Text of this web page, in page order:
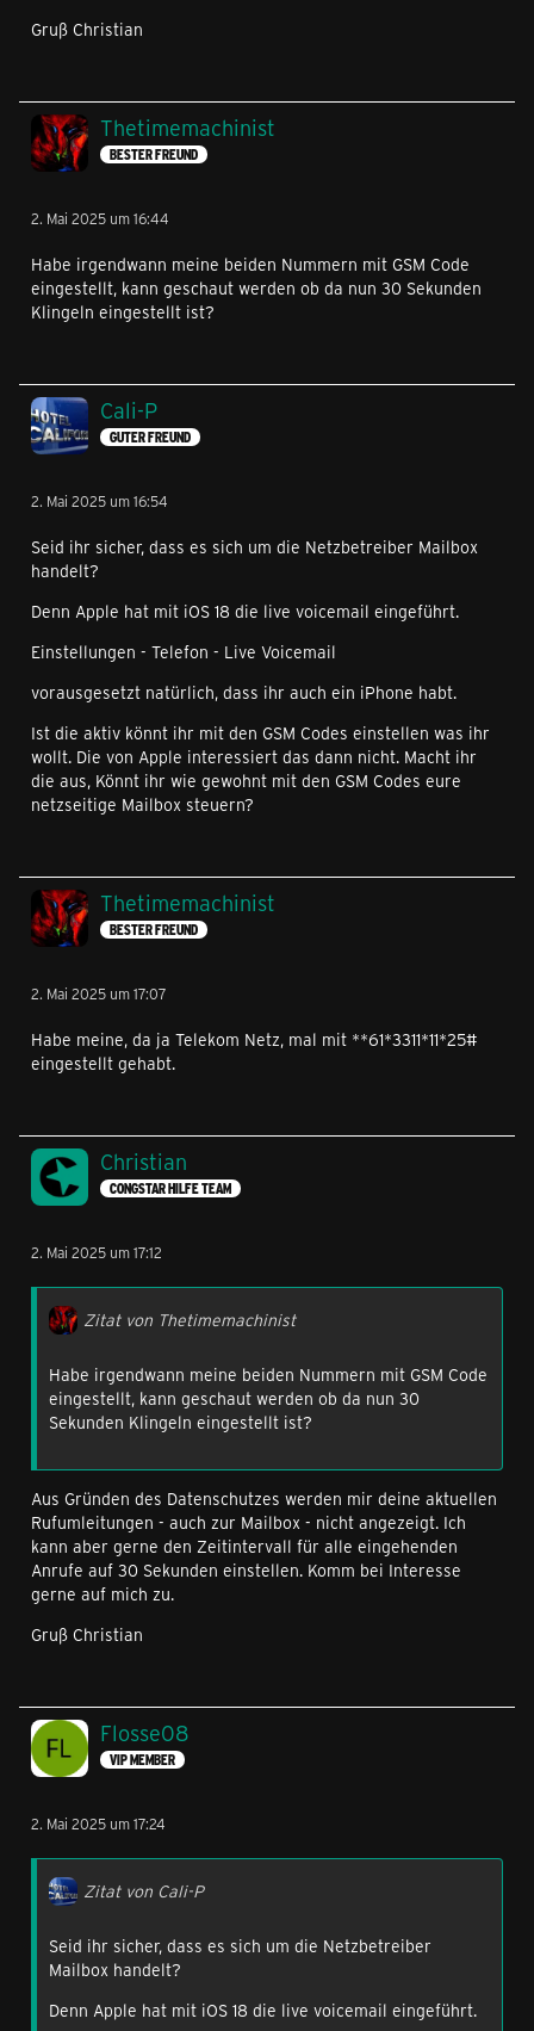
Gruß Christian
Thetimemachinist
BESTER FREUND
2. Mai 2025 um 16:44
Habe irgendwann meine beiden Nummern mit GSM Code
eingestellt, kann geschaut werden ob da nun 30 Sekunden
Klingeln eingestellt ist?
Cali-P
GUTER FREUND
2. Mai 2025 um 16:54
Seid ihr sicher, dass es sich um die Netzbetreiber Mailbox
handelt?
Denn Apple hat mit iOS 18 die live voicemail eingeführt.
Einstellungen - Telefon - Live Voicemail
vorausgesetzt natürlich, dass ihr auch ein iPhone habt.
Ist die aktiv könnt ihr mit den GSM Codes einstellen was ihr
wollt. Die von Apple interessiert das dann nicht. Macht ihr
die aus, Könnt ihr wie gewohnt mit den GSM Codes eure
netzseitige Mailbox steuern?
Thetimemachinist
BESTER FREUND
2. Mai 2025 um 17:07
Habe meine, da ja Telekom Netz, mal mit **61*3311*11*25#
eingestellt gehabt.
Christian
CONGSTAR HILFE TEAM
2. Mai 2025 um 17:12
Zitat von Thetimemachinist
Habe irgendwann meine beiden Nummern mit GSM Code
eingestellt, kann geschaut werden ob da nun 30
Sekunden Klingeln eingestellt ist?
Aus Gründen des Datenschutzes werden mir deine aktuellen
Rufumleitungen - auch zur Mailbox - nicht angezeigt. Ich
kann aber gerne den Zeitintervall für alle eingehenden
Anrufe auf 30 Sekunden einstellen. Komm bei Interesse
gerne auf mich zu.
Gruß Christian
Flosse08
VIP MEMBER
2. Mai 2025 um 17:24
Zitat von Cali-P
Seid ihr sicher, dass es sich um die Netzbetreiber
Mailbox handelt?
Denn Apple hat mit iOS 18 die live voicemail eingeführt.